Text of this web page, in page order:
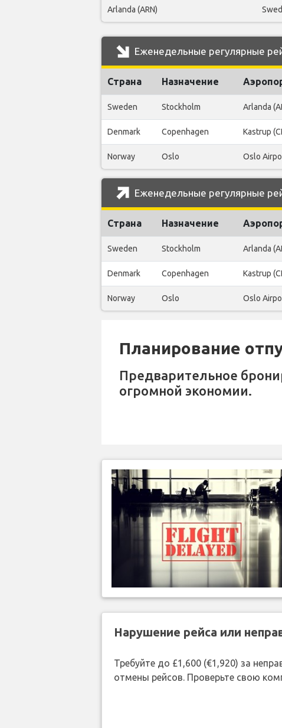
Arlanda (ARN)
Еженедельные регулярные
Страна Назначение
Sweden Stockholm Arlanda
Denmark Copenhagen Kastrup
Norway Oslo Oslo
Еженедельные регулярные
Страна Назначение
Sweden Stockholm Arlanda
Denmark Copenhagen Kastrup
Norway Oslo Oslo
Планирование
Предварительное
огромной экономии.
Нарушение рейса или
Требуйте до £1,600 (€1,920) за
отмены рейсов. Проверьте свою